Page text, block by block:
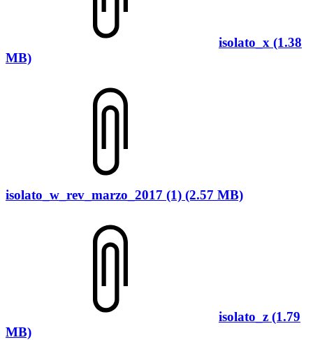
isolato_x (1.38
MB)
isolato_w_rev_marzo_2017 (1) (2.57 MB)
isolato_z (1.79
MB)